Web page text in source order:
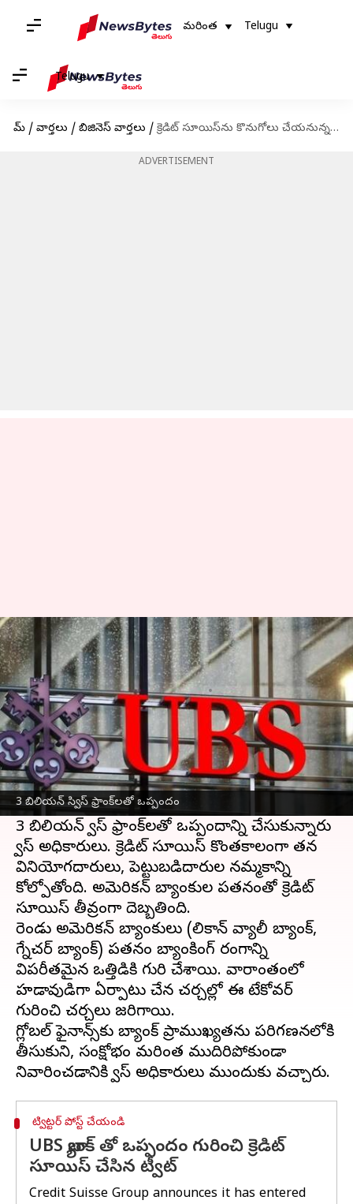
మరింత Telugu
Telugu
హోమ్ / వార్తలు / బిజినెస్ వార్తలు / క్రెడిట్ సూయిస్‌ను కొనుగోలు చేయనున్న UBS బ్యాంక్
ADVERTISEMENT
3 బిలియన్ స్విస్ ఫ్రాంక్‌లతో ఒప్పందం
క్రెడిట్ సూయిస్‌ను కొనుగోలు
చేయనున్న UBS బ్యాంక్
వ్రాసిన వారు Nishkala Sathivada Mar 20, 2023 11:18 am
ఈ వార్తాకథనం ఏంటి
స్విట్జర్లాండ్ కు చెందిన అతిపెద్ద బ్యాంక్ UBS, ఆర్ధిక
సంక్షోభంలో ఉన్నక్రెడిట్ సూయిస్‌ని కొనుగోలు
చేయడానికి అంగీకరించింది.
3 బిలియన్ స్విస్ ఫ్రాంక్‌లతో ఒప్పందాన్ని చేసుకున్నారు
స్విస్ అధికారులు. క్రెడిట్ సూయిస్‌ కొంతకాలంగా తన
వినియోగదారులు, పెట్టుబడిదారుల నమ్మకాన్ని
కోల్పోతోంది. అమెరికన్ బ్యాంకుల పతనంతో క్రెడిట్
సూయిస్‌ తీవ్రంగా దెబ్బతింది.
రెండు అమెరికన్ బ్యాంకులు (సిలికాన్ వ్యాలీ బ్యాంక్,
సిగ్నేచర్ బ్యాంక్) పతనం బ్యాంకింగ్ రంగాన్ని
విపరీతమైన ఒత్తిడికి గురి చేశాయి. వారాంతంలో
హడావుడిగా ఏర్పాటు చేసిన చర్చల్లో ఈ టేకోవర్
గురించి చర్చలు జరిగాయి.
గ్లోబల్ ఫైనాన్స్‌కు బ్యాంక్ ప్రాముఖ్యతను పరిగణనలోకి
తీసుకుని, సంక్షోభం మరింత ముదిరిపోకుండా
ట్విట్టర్ పోస్ట్ చేయండి
UBS బ్యాంక్ తో ఒప్పందం గురించి క్రెడిట్
సూయిస్ చేసిన ట్వీట్
Credit Suisse Group announces it has entered